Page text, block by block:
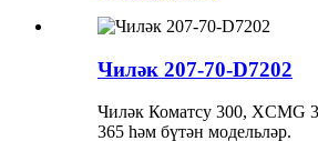
Чиләк 207-70-D7202
Чиләк Коматсу 300, XCMG
365 һәм бүтән модельләр.